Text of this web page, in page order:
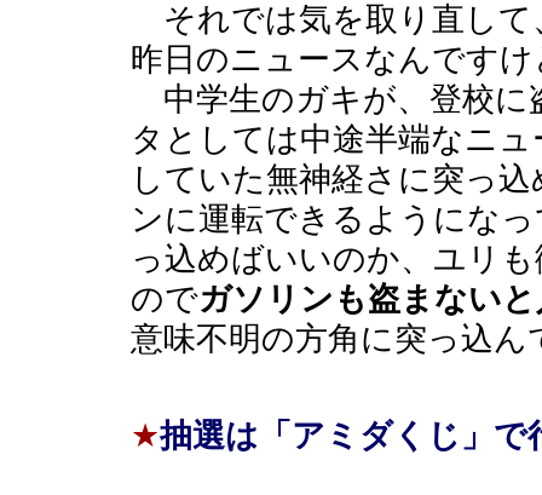
それでは気を取り直して
昨日のニュースなんですけ
中学生のガキが、登校に
タとしては中途半端なニ
していた無神経さに突っ
ンに運転できるようにな
っ込めばいいのか、ユリ
のでガソリンも盗まない
意味不明の方角に突っ込
★抽選は「アミダくじ」で